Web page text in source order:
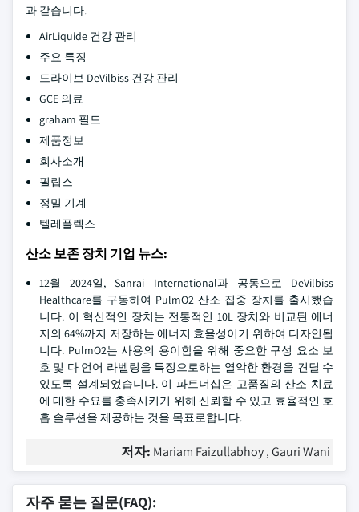
과 같습니다.
AirLiquide 건강 관리
주요 특징
드라이브 DeVilbiss 건강 관리
GCE 의료
graham 필드
제품정보
회사소개
필립스
정밀 기계
텔레플렉스
산소 보존 장치 기업 뉴스:
12월 2024일, Sanrai International과 공동으로 DeVilbiss
Healthcare를 구동하여 PulmO2 산소 집중 장치를 출시했습
니다. 이 혁신적인 장치는 전통적인 10L 장치와 비교된 에너
지의 64%까지 저장하는 에너지 효율성이기 위하여 디자인됩
니다. PulmO2는 사용의 용이함을 위해 중요한 구성 요소 보
호 및 다 언어 라벨링을 특징으로하는 열악한 환경을 견딜 수
있도록 설계되었습니다. 이 파트너십은 고품질의 산소 치료
에 대한 수요를 충족시키기 위해 신뢰할 수 있고 효율적인 호
흡 솔루션을 제공하는 것을 목표로합니다.
저자: Mariam Faizullabhoy , Gauri Wani
자주 묻는 질문(FAQ):